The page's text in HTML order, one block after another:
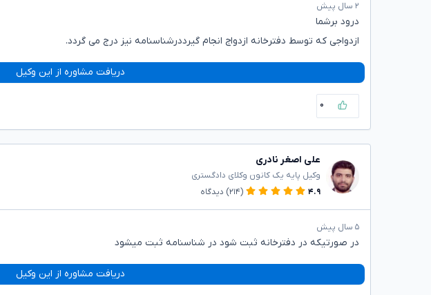
۲ سال پیش
درود بر‌شما
ازدواجی که توسط دفترخانه ازدواج انجام گیرددرشناسنامه نیز درج می گردد.
دریافت مشاوره از این وکیل
۰
علی اصغر نادری
وکیل پایه یک کانون وکلای دادگستری
۴.۹
(۲۱۴) دیدگاه
۵ سال پیش
در صورتیکه در دفترخانه ثبت شود در شناسنامه ثبت میشود
دریافت مشاوره از این وکیل